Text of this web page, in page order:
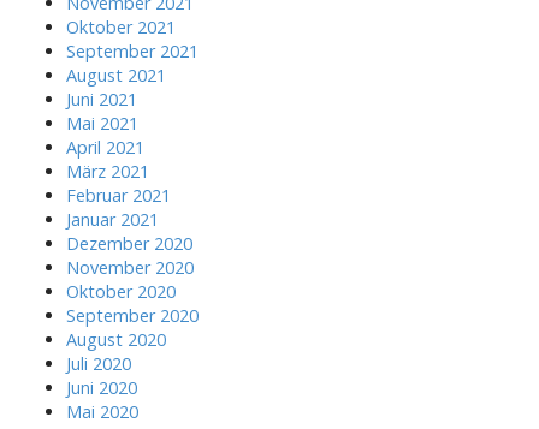
Oktober 2021
September 2021
August 2021
Juni 2021
Mai 2021
April 2021
März 2021
Februar 2021
Januar 2021
Dezember 2020
November 2020
Oktober 2020
September 2020
August 2020
Juli 2020
Juni 2020
Mai 2020